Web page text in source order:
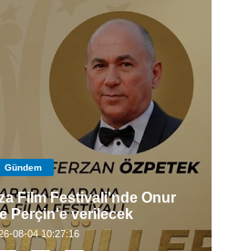
Gündem
Film Festivali'nde Onur
Perçin'e verilecek
08-04 10:27:16